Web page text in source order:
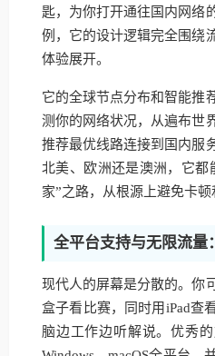
匙，为你打开通往国内网络
例，它的设计逻辑完全围绕
体验展开。
它的全球节点分布和智能推
测你的网络状况，从遍布世
推荐最优线路连接到国内服
北美、欧洲还是澳洲，它都
家”之路，从根源上避免卡顿
全平台支持与无限流量
现代人的屏幕是分散的。你
盒子看比赛，同时用iPad查
脑边工作边听解说。优秀的